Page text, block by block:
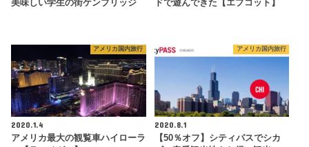
美味しい学生の街ケンブリッジ
ドで遊んできた【エプコット】
アメリカ国内旅行
2020.1.4
アメリカ最大の観覧車ハイローラ
アメリカ国内旅行
2020.8.1
【50％オフ】シティパスでシカ